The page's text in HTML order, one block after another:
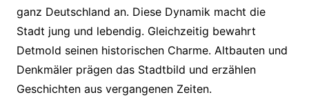
ganz Deutschland an. Diese Dynamik macht die
Stadt jung und lebendig. Gleichzeitig bewahrt
Detmold seinen historischen Charme. Altbauten und
Denkmäler prägen das Stadtbild und erzählen
Geschichten aus vergangenen Zeiten.